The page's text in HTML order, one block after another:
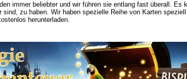
immer beliebter und wir führen sie entlang fast überall. Es
zu haben. Wir haben spezielle Reihe von Karten
herunterladen.